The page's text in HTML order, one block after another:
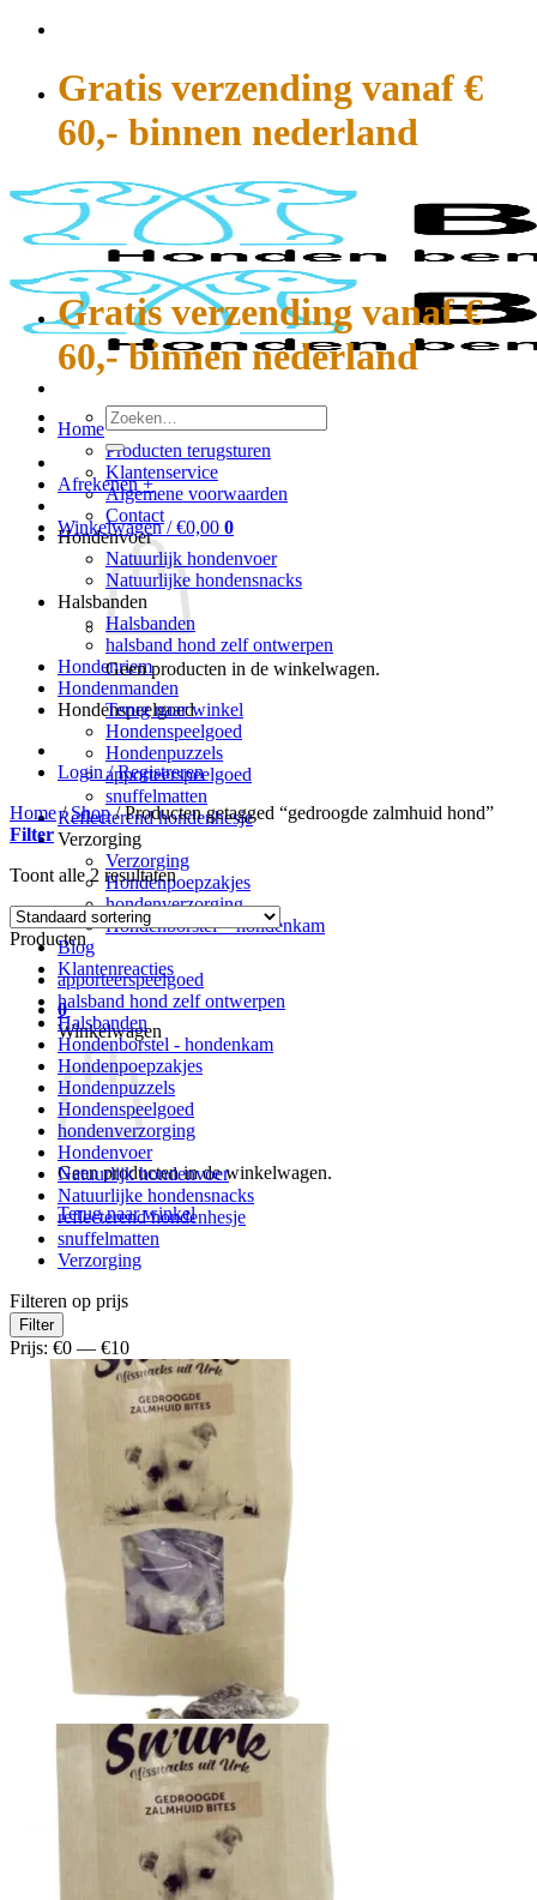
Gratis verzending vanaf €
60,- binnen nederland
Home
Producten terugsturen
Klantenservice
Algemene voorwaarden
Contact
Hondenvoer
Natuurlijk hondenvoer
Natuurlijke hondensnacks
Halsbanden
Halsbanden
halsband hond zelf ontwerpen
Hondenriem
Hondenmanden
Hondenspeelgoed
Hondenspeelgoed
Hondenpuzzels
apporteerspeelgoed
snuffelmatten
Reflecterend hondenhesje
Verzorging
Verzorging
Hondenpoepzakjes
hondenverzorging
Hondenborstel – hondenkam
Blog
Klantenreacties
0
Winkelwagen
Geen producten in de winkelwagen.
Terug naar winkel
Gratis verzending vanaf €
60,- binnen nederland
Zoeken
naar:
Afrekenen +
Winkelwagen /€0,00 0
Geen producten in de winkelwagen.
Terug naar winkel
Login / Registreren
Home / Shop /Producten getagged “gedroogde zalmhuid hond”
Filter
Toont alle 2 resultaten
Producten
apporteerspeelgoed
halsband hond zelf ontwerpen
Halsbanden
Hondenborstel - hondenkam
Hondenpoepzakjes
Hondenpuzzels
Hondenspeelgoed
hondenverzorging
Hondenvoer
Natuurlijk hondenvoer
Natuurlijke hondensnacks
reflecterend hondenhesje
snuffelmatten
Verzorging
Filteren op prijs
Min.
prijs
Max.
prijs
Filter
Prijs: €0 — €10